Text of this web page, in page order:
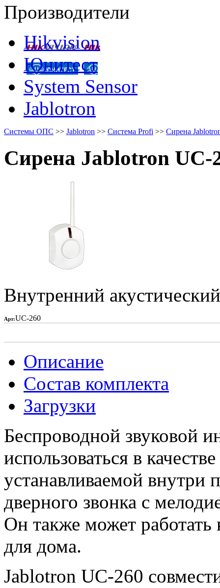
Производители
Hikvision
Юнитест
System Sensor
Jablotron
Системы ОПС >> Jablotron >> Система Profi >> Сирена
Сирена Jablotron UC-
Внутренний
Арт:UC-260
Описание
Состав комплекта
Загрузки
Беспроводной звуковой
использоваться в
устанавливаемой внутри
дверного звонка с
Он также может работать
для дома.
Jablotron UC-260